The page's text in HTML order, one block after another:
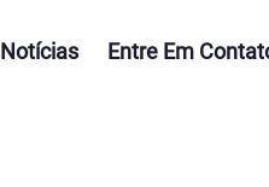
Notícias Entre Em